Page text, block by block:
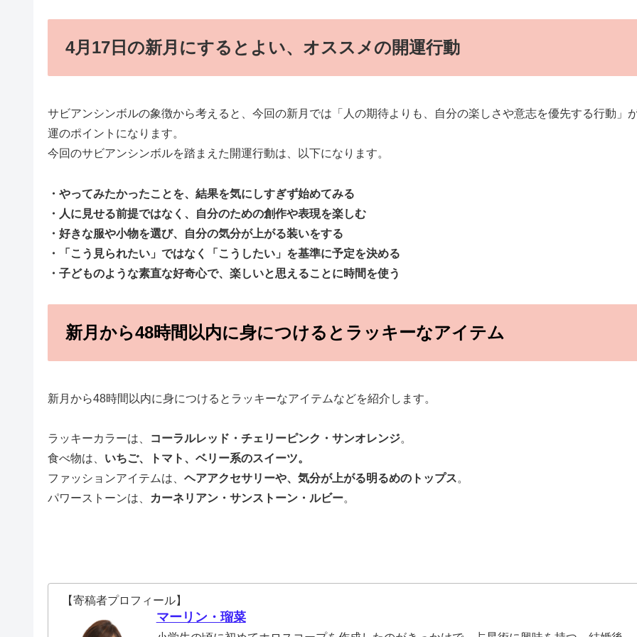
4月17日の新月にするとよい、オススメの開運行動
サビアンシンボルの象徴から考えると、今回の新月では「人の期待よりも、自分の楽しさや意志を優先する行動」
運のポイントになります。
今回のサビアンシンボルを踏まえた開運行動は、以下になります。
・やってみたかったことを、結果を気にしすぎず始めてみる
・人に見せる前提ではなく、自分のための創作や表現を楽しむ
・好きな服や小物を選び、自分の気分が上がる装いをする
・「こう見られたい」ではなく「こうしたい」を基準に予定を決める
・子どものような素直な好奇心で、楽しいと思えることに時間を使う
新月から48時間以内に身につけるとラッキーなアイテム
新月から48時間以内に身につけるとラッキーなアイテムなどを紹介します。
ラッキーカラーは、 コーラルレッド・チェリーピンク・サンオレンジ。
食べ物は、 いちご、トマト、ベリー系のスイーツ。
ファッションアイテムは、 ヘアアクセサリーや、気分が上がる明るめのトップス。
パワーストーンは、
カーネリアン・サンストーン・ルビー。
【寄稿者プロフィール】
マーリン・瑠菜